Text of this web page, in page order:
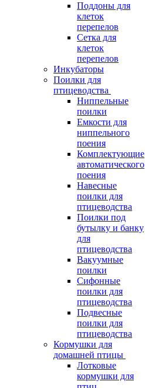
Поддоны для
клеток
перепелов
Сетка для
клеток
перепелов
Инкубаторы
Поилки для
птицеводства
Ниппельные
поилки
Емкости для
ниппельного
поения
Комплектующие
автоматического
поения
Навесные
поилки для
птицеводства
Поилки под
бутылку и банку
для
птицеводства
Вакуумные
поилки
Сифонные
поилки для
птицеводства
Подвесные
поилки для
птицеводства
Кормушки для
домашней птицы
Лотковые
кормушки для